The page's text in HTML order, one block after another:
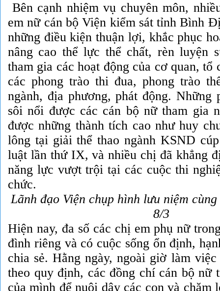
Bên cạnh nhiệm vụ chuyên môn,
em nữ cán bộ Viện kiểm sát tỉnh Bình
những điều kiện thuận lợi, khắc phục
nâng cao thể lực thể chất, rèn luyện
tham gia các hoạt động của cơ quan, tổ
các phong trào thi đua, phong trào
ngành, địa phương, phát động. Những
sôi nổi được các cán bộ nữ tham gia
được những thành tích cao như huy
lông tại giải thể thao ngành KSND
luật lần thứ IX, và nhiều chị đã khẳng
năng lực vượt trội tại các cuộc thi
chức.
Lãnh đạo Viện chụp hình lưu niệm
8/3
Hiện nay, đa số các chị em phụ nữ
đình riêng và có cuộc sống ổn định,
chia sẻ. Hằng ngày, ngoài giờ làm
theo quy định, các đồng chí cán bộ nữ
của mình để nuôi dậy các con và chăm